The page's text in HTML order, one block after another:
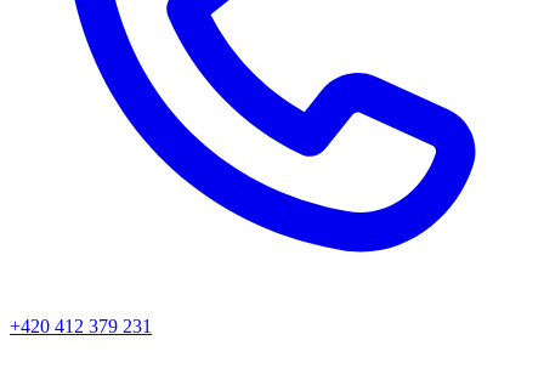
+420 412 379 231